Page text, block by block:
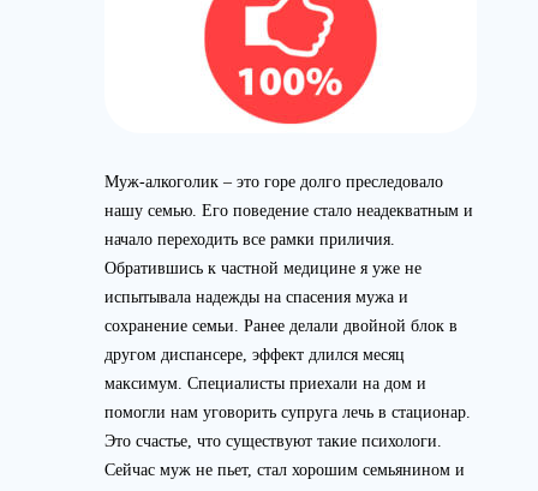
Муж-алкоголик – это горе долго преследовало
нашу семью. Его поведение стало неадекватным и
начало переходить все рамки приличия.
Обратившись к частной медицине я уже не
испытывала надежды на спасения мужа и
сохранение семьи. Ранее делали двойной блок в
другом диспансере, эффект длился месяц
максимум. Специалисты приехали на дом и
помогли нам уговорить супруга лечь в стационар.
Это счастье, что существуют такие психологи.
Сейчас муж не пьет, стал хорошим семьянином и